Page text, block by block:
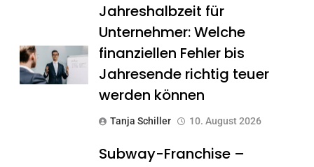
Jahreshalbzeit für
Unternehmer: Welche
finanziellen Fehler bis
Jahresende richtig teuer
werden können
Tanja Schiller 10. August 2026
Subway-Franchise –